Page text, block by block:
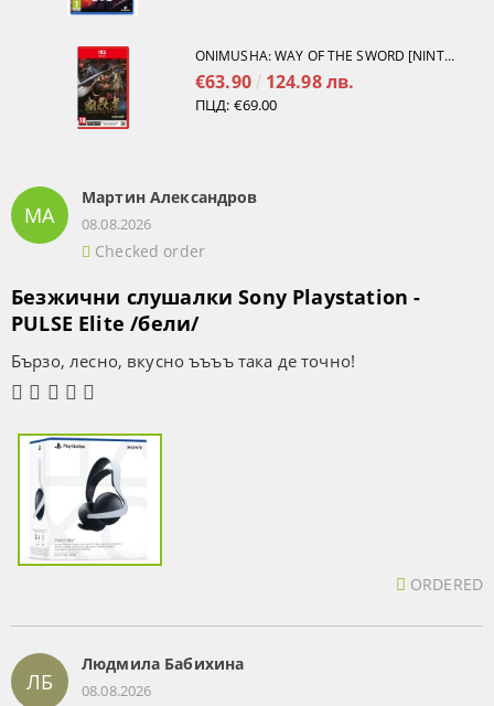
ONIMUSHA: WAY OF THE SWORD [NINTENDO SWITCH 2]
€63.90 124.98 лв.
ПЦД: €69.00
МА
Мартин Александров
08.08.2026
Checked order
Безжични слушалки Sony Playstation -
PULSE Elite /бели/
Бързо, лесно, вкусно ъъъъ така де точно!
ORDERED
ЛБ
Людмила Бабихина
08.08.2026